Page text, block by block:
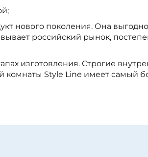
нового поколения. Она выгодно
российский рынок,
изготовления. Строгие
Style Line имеет самый